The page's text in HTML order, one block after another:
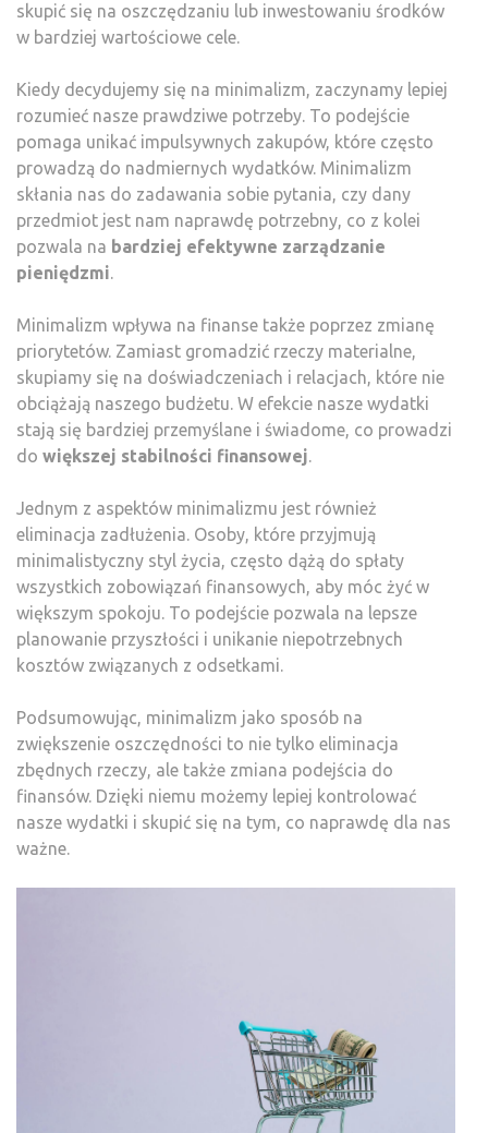
skupić się na oszczędzaniu lub inwestowaniu środków
w bardziej wartościowe cele.
Kiedy decydujemy się na minimalizm, zaczynamy lepiej
rozumieć nasze prawdziwe potrzeby. To podejście
pomaga unikać impulsywnych zakupów, które często
prowadzą do nadmiernych wydatków. Minimalizm
skłania nas do zadawania sobie pytania, czy dany
przedmiot jest nam naprawdę potrzebny, co z kolei
pozwala na bardziej efektywne zarządzanie
pieniędzmi.
Minimalizm wpływa na finanse także poprzez zmianę
priorytetów. Zamiast gromadzić rzeczy materialne,
skupiamy się na doświadczeniach i relacjach, które nie
obciążają naszego budżetu. W efekcie nasze wydatki
stają się bardziej przemyślane i świadome, co prowadzi
do większej stabilności finansowej.
Jednym z aspektów minimalizmu jest również
eliminacja zadłużenia. Osoby, które przyjmują
minimalistyczny styl życia, często dążą do spłaty
wszystkich zobowiązań finansowych, aby móc żyć w
większym spokoju. To podejście pozwala na lepsze
planowanie przyszłości i unikanie niepotrzebnych
kosztów związanych z odsetkami.
Podsumowując, minimalizm jako sposób na
zwiększenie oszczędności to nie tylko eliminacja
zbędnych rzeczy, ale także zmiana podejścia do
finansów. Dzięki niemu możemy lepiej kontrolować
nasze wydatki i skupić się na tym, co naprawdę dla nas
ważne.